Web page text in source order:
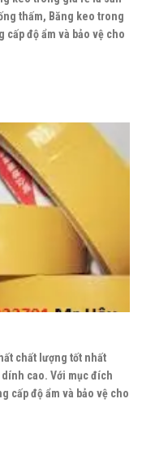
thấm, Băng keo trong
độ ẩm và bảo vệ cho
chất lượng tốt nhất
cao. Với mục đích
cấp độ ẩm và bảo vệ cho